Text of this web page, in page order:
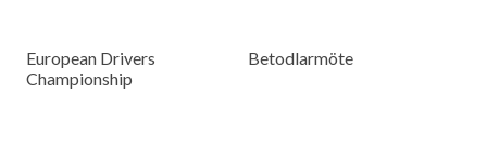
European Drivers
Championship
Betodlarmöte